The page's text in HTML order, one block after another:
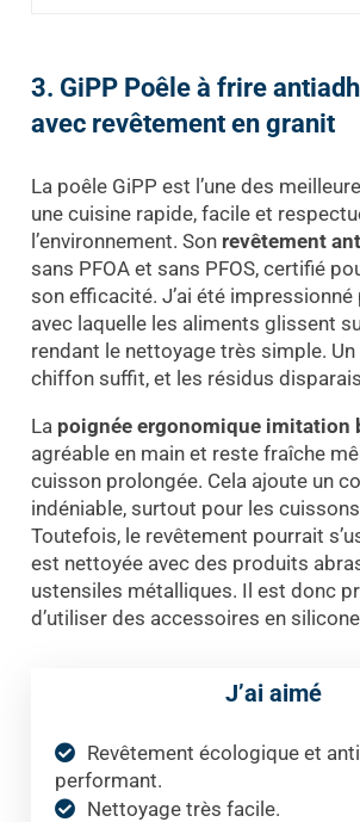
3. GiPP Poêle à frire
avec revêtement en granit
La poêle GiPP est l’une des
une cuisine rapide, facile et
l’environnement. Son revêtement
sans PFOA et sans PFOS, certifié
son efficacité. J’ai été
avec laquelle les aliments glissent
rendant le nettoyage très simple.
chiffon suffit, et les résidus
La poignée ergonomique imitation
agréable en main et reste fraîche
cuisson prolongée. Cela ajoute un
indéniable, surtout pour les
Toutefois, le revêtement pourrait
est nettoyée avec des produits
ustensiles métalliques. Il est donc
d’utiliser des accessoires en
J’ai aimé
Revêtement écologique et
performant.
Nettoyage très facile.